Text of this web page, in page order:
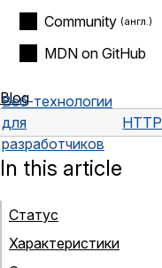
Community
MDN on GitHub
Blog
Веб-технологии
для
разработчиков
HTTP
In this article
Статус
Характеристики